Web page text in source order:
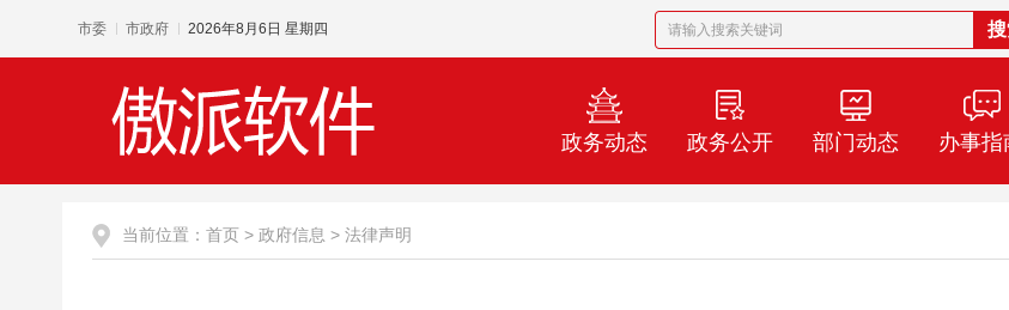
市委 市政府 2026年8月6日 星期四
政务动态 政务公开 部门动态 办事指
当前位置： 首页 > 政府信息 > 法律声明